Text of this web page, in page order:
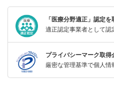
「医療分野適正」認定を
適正認定事業者として認
プライバシーマーク取得
厳密な管理基準で個人情